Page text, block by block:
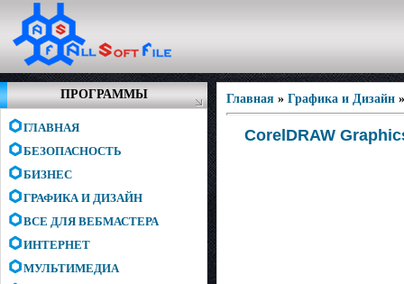
ПРОГРАММЫ
ГЛАВНАЯ
БЕЗОПАСНОСТЬ
БИЗНЕС
ГРАФИКА И ДИЗАЙН
ВСЕ ДЛЯ ВЕБМАСТЕРА
ИНТЕРНЕТ
МУЛЬТИМЕДИА
Главная » Графика и Дизайн
CorelDRAW